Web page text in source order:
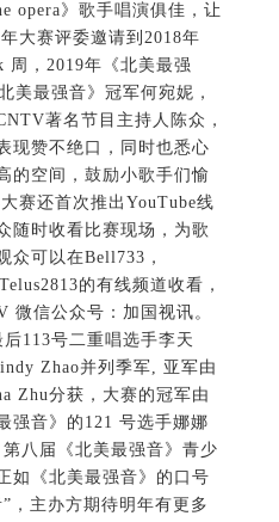
opera》歌手唱演俱佳，让
大赛评委邀请到2018年
周，2019年《北美最强
美最强音》冠军何宛妮，
著名节目主持人陈众，
现赞不绝口，同时也悉心
的空间，鼓励小歌手们愉
赛还首次推出YouTube线
随时收看比赛现场，为歌
众可以在Bell733，
的有线频道收看，
微信公众号：加国视讯。
113号二重唱选手李天
Zhao并列季军, 亚军由
Zhu分获，大赛的冠军由
强音》的121 号选手娜娜
八届《北美最强音》青少
如《北美最强音》的口号
，主办方期待明年有更多